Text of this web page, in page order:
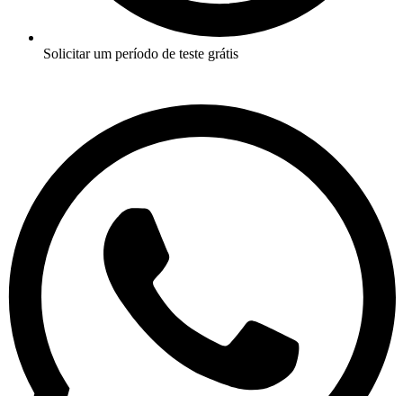
Solicitar um período de teste grátis